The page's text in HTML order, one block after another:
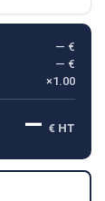
— €
— €
×1.00
— € HT